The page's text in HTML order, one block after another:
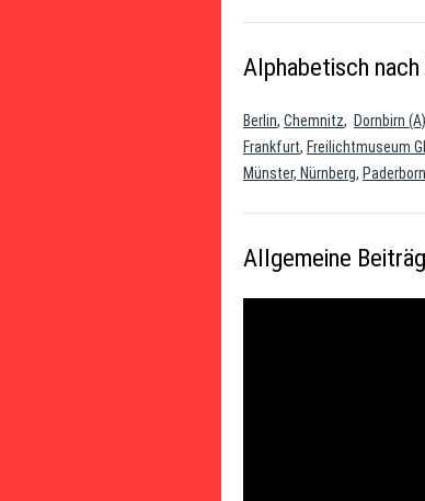
Alphabetisch
Berlin, Chemnitz, Dornbirn
Frankfurt, Freilichtmuseum
Münster, Nürnberg, Paderborn
Allgemeine